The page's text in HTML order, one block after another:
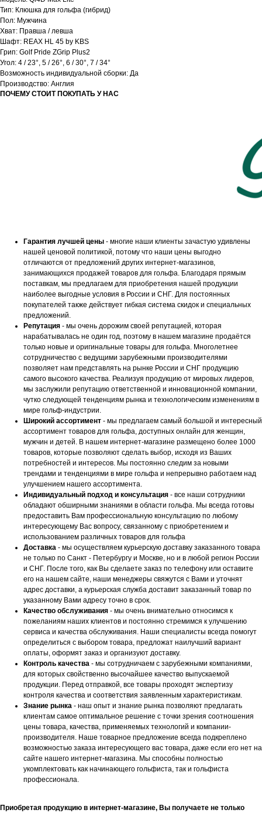
Тип: Клюшка для гольфа (гибрид)
Пол: Мужчина
Хват: Правша / левша
Шафт: REAX HL 45 by KBS
Грип: Golf Pride ZGrip Plus2
Угол: 4 / 23°, 5 / 26°, 6 / 30°, 7 / 34°
Возможность индивидуальной сборки: Да
Производство: Англия
ПОЧЕМУ СТОИТ ПОКУПАТЬ У НАС
Гарантия лучшей цены - многие наши клиенты зачастую удивлены
нашей ценовой политикой, потому что наши цены выгодно
отличаются от предложений других интернет-магазинов,
занимающихся продажей товаров для гольфа. Благодаря прямым
поставкам, мы предлагаем для приобретения нашей продукции
наиболее выгодные условия в России и СНГ. Для постоянных
покупателей также действует гибкая система скидок и специальных
предложений.
Репутация - мы очень дорожим своей репутацией, которая
нарабатывалась не один год, поэтому в нашем магазине продаётся
только новые и оригинальные товары для гольфа. Многолетнее
сотрудничество с ведущими зарубежными производителями
позволяет нам представлять на рынке России и СНГ продукцию
самого высокого качества. Реализуя продукцию от мировых лидеров,
мы заслужили репутацию ответственной и инновационной компании,
чутко следующей тенденциям рынка и технологическим изменениям в
мире гольф-индустрии.
Широкий ассортимент - мы предлагаем самый большой и интересный
ассортимент товаров для гольфа, доступных онлайн для женщин,
мужчин и детей. В нашем интернет-магазине размещено более 1000
товаров, которые позволяют сделать выбор, исходя из Ваших
потребностей и интересов. Мы постоянно следим за новыми
трендами и тенденциями в мире гольфа и непрерывно работаем над
улучшением нашего ассортимента.
Индивидуальный подход и консультация - все наши сотрудники
обладают обширными знаниями в области гольфа. Мы всегда готовы
предоставить Вам профессиональную консультацию по любому
интересующему Вас вопросу, связанному с приобретением и
использованием различных товаров для гольфа
Доставка - мы осуществляем курьерскую доставку заказанного товара
не только по Санкт - Петербургу и Москве, но и в любой регион России
и СНГ. После того, как Вы сделаете заказ по телефону или оставите
его на нашем сайте, наши менеджеры свяжутся с Вами и уточнят
адрес доставки, а курьерская служба доставит заказанный товар по
указанному Вами адресу точно в срок.
Качество обслуживания - мы очень внимательно относимся к
пожеланиям наших клиентов и постоянно стремимся к улучшению
сервиса и качества обслуживания. Наши специалисты всегда помогут
определиться с выбором товара, предложат наилучший вариант
оплаты, оформят заказ и организуют доставку.
Контроль качества - мы сотрудничаем с зарубежными компаниями,
для которых свойственно высочайшее качество выпускаемой
продукции. Перед отправкой, все товары проходят экспертизу
контроля качества и соответствия заявленным характеристикам.
Знание рынка - наш опыт и знание рынка позволяют предлагать
клиентам самое оптимальное решение с точки зрения соотношения
цены товара, качества, применяемых технологий и компании-
производителя. Наше товарное предложение всегда подкреплено
возможностью заказа интересующего вас товара, даже если его нет на
сайте нашего интернет-магазина. Мы способны полностью
укомплектовать как начинающего гольфиста, так и гольфиста
профессионала.
Приобретая продукцию в интернет-магазине, Вы получаете не только